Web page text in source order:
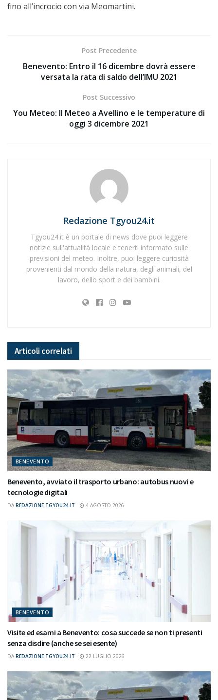
fino all’incrocio con via Meomartini.
Post Precedente
Benevento: Entro il 16 dicembre dovrà essere
versata la rata di saldo dell’IMU 2021
Post Successivo
You Meteo: Il Meteo a Avellino e le temperature di
oggi 3 dicembre 2021
Redazione Tgyou24.it
Tgyou24.it è un portale di news dove puoi leggere
notizie sull'attualità locale e tenerti informato sulle
previsioni del meteo. Inoltre, puoi leggere curiosità
provenienti dal mondo della natura, degli animali, del
lavoro, dello sport e dei bambini.
Articoli correlati
BENEVENTO
Benevento, avviato il trasporto urbano: autobus nuovi e
tecnologie digitali
DA REDAZIONE TGYOU24.IT 4 AGOSTO 2026
BENEVENTO
Visite ed esami a Benevento: cosa succede se non ti presenti
senza disdire (anche se sei esente)
DA REDAZIONE TGYOU24.IT 22 LUGLIO 2026